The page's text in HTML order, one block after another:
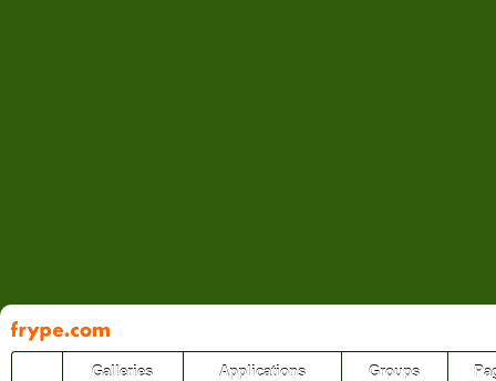
Pāriet
uz
saturu
Galleries Applications Groups